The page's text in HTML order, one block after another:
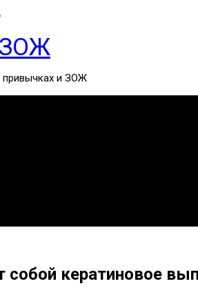
ЗОЖ
привычках и ЗОЖ
собой кератиновое